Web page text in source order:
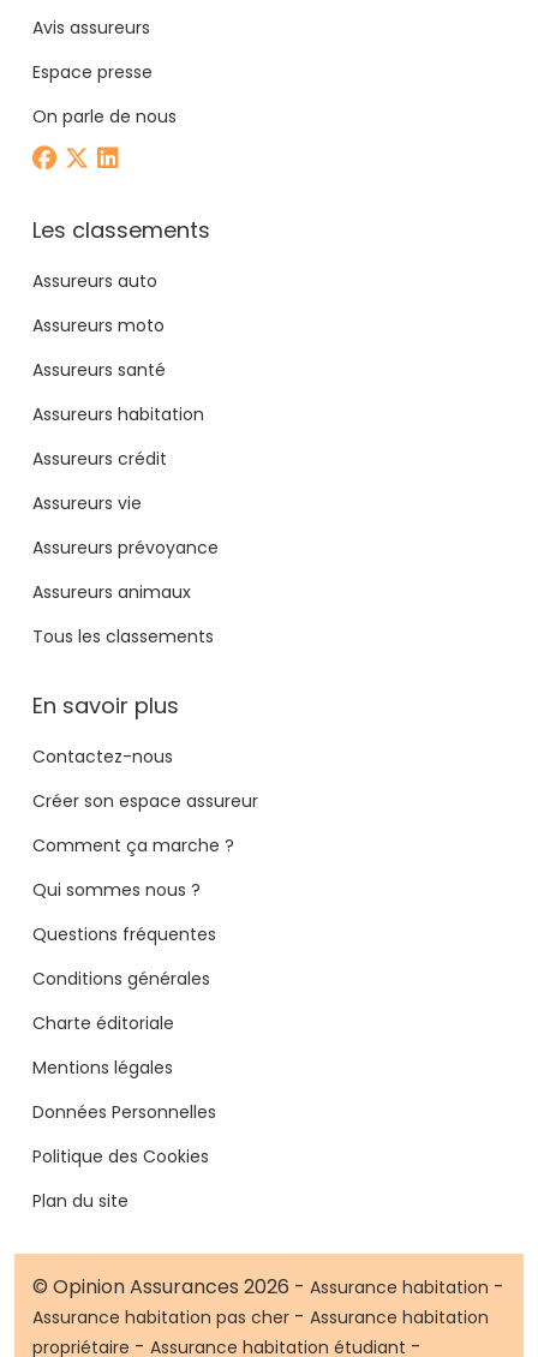
Avis assureurs
Espace presse
On parle de nous
Les classements
Assureurs auto
Assureurs moto
Assureurs santé
Assureurs habitation
Assureurs crédit
Assureurs vie
Assureurs prévoyance
Assureurs animaux
Tous les classements
En savoir plus
Contactez-nous
Créer son espace assureur
Comment ça marche ?
Qui sommes nous ?
Questions fréquentes
Conditions générales
Charte éditoriale
Mentions légales
Données Personnelles
Politique des Cookies
Plan du site
© Opinion Assurances 2026 - Assurance habitation -
Assurance habitation pas cher - Assurance habitation
propriétaire - Assurance habitation étudiant -